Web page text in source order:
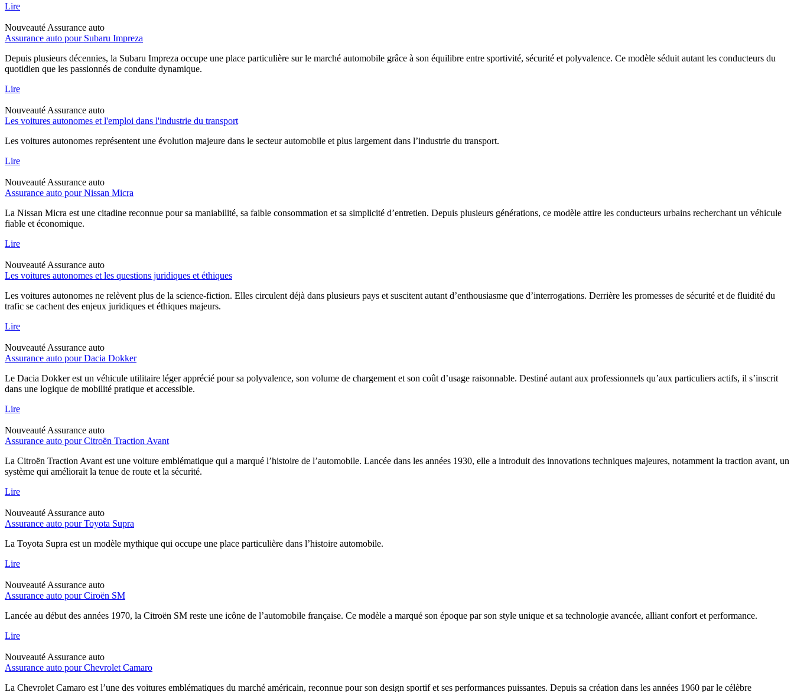
Lire
Nouveauté Assurance auto
Assurance auto pour Subaru Impreza
Depuis plusieurs décennies, la Subaru Impreza occupe une place particulière sur le marché automobile grâce à son équilibre entre sportivité, sécurité et polyvalence. Ce modèle séduit autant les conducteurs du
quotidien que les passionnés de conduite dynamique.
Lire
Nouveauté Assurance auto
Les voitures autonomes et l'emploi dans l'industrie du transport
Les voitures autonomes représentent une évolution majeure dans le secteur automobile et plus largement dans l’industrie du transport.
Lire
Nouveauté Assurance auto
Assurance auto pour Nissan Micra
La Nissan Micra est une citadine reconnue pour sa maniabilité, sa faible consommation et sa simplicité d’entretien. Depuis plusieurs générations, ce modèle attire les conducteurs urbains recherchant un véhicule
fiable et économique.
Lire
Nouveauté Assurance auto
Les voitures autonomes et les questions juridiques et éthiques
Les voitures autonomes ne relèvent plus de la science-fiction. Elles circulent déjà dans plusieurs pays et suscitent autant d’enthousiasme que d’interrogations. Derrière les promesses de sécurité et de fluidité du
trafic se cachent des enjeux juridiques et éthiques majeurs.
Lire
Nouveauté Assurance auto
Assurance auto pour Dacia Dokker
Le Dacia Dokker est un véhicule utilitaire léger apprécié pour sa polyvalence, son volume de chargement et son coût d’usage raisonnable. Destiné autant aux professionnels qu’aux particuliers actifs, il s’inscrit
dans une logique de mobilité pratique et accessible.
Lire
Nouveauté Assurance auto
Assurance auto pour Citroën Traction Avant
La Citroën Traction Avant est une voiture emblématique qui a marqué l’histoire de l’automobile. Lancée dans les années 1930, elle a introduit des innovations techniques majeures, notamment la traction avant, un
système qui améliorait la tenue de route et la sécurité.
Lire
Nouveauté Assurance auto
Assurance auto pour Toyota Supra
La Toyota Supra est un modèle mythique qui occupe une place particulière dans l’histoire automobile.
Lire
Nouveauté Assurance auto
Assurance auto pour Ciroën SM
Lancée au début des années 1970, la Citroën SM reste une icône de l’automobile française. Ce modèle a marqué son époque par son style unique et sa technologie avancée, alliant confort et performance.
Lire
Nouveauté Assurance auto
Assurance auto pour Chevrolet Camaro
La Chevrolet Camaro est l’une des voitures emblématiques du marché américain, reconnue pour son design sportif et ses performances puissantes. Depuis sa création dans les années 1960 par le célèbre